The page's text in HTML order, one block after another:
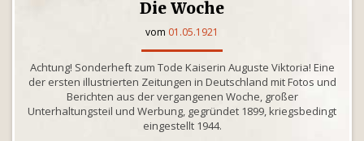
Die Woche
vom 01.05.1921
Achtung! Sonderheft zum Tode Kaiserin Auguste Viktoria! Eine
der ersten illustrierten Zeitungen in Deutschland mit Fotos und
Berichten aus der vergangenen Woche, großer
Unterhaltungsteil und Werbung, gegründet 1899, kriegsbedingt
eingestellt 1944.